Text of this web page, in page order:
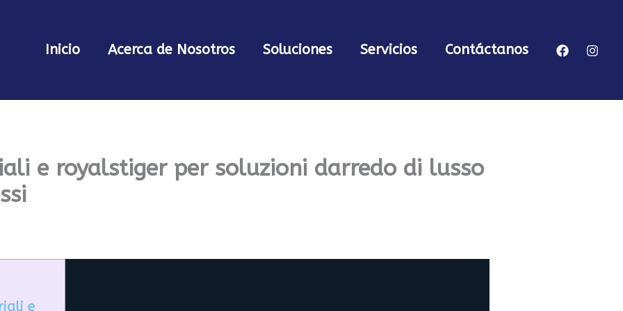
Inicio Acerca de Nosotros Soluciones Servicios Contáctanos
e royalstiger per soluzioni darredo di lusso
e